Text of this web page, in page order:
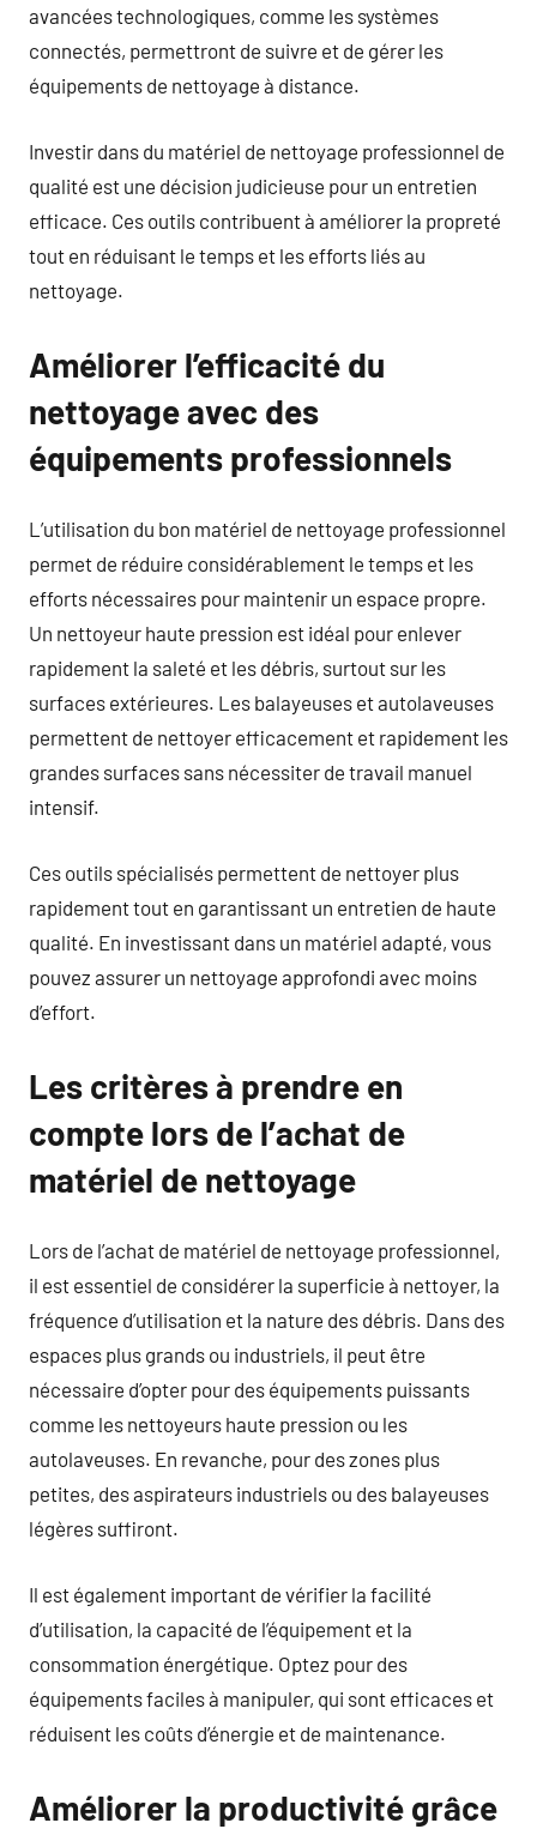
avancées technologiques, comme les systèmes
connectés, permettront de suivre et de gérer les
équipements de nettoyage à distance.
Investir dans du matériel de nettoyage professionnel de
qualité est une décision judicieuse pour un entretien
efficace. Ces outils contribuent à améliorer la propreté
tout en réduisant le temps et les efforts liés au
nettoyage.
Améliorer l’efficacité du
nettoyage avec des
équipements professionnels
L’utilisation du bon matériel de nettoyage professionnel
permet de réduire considérablement le temps et les
efforts nécessaires pour maintenir un espace propre.
Un nettoyeur haute pression est idéal pour enlever
rapidement la saleté et les débris, surtout sur les
surfaces extérieures. Les balayeuses et autolaveuses
permettent de nettoyer efficacement et rapidement les
grandes surfaces sans nécessiter de travail manuel
intensif.
Ces outils spécialisés permettent de nettoyer plus
rapidement tout en garantissant un entretien de haute
qualité. En investissant dans un matériel adapté, vous
pouvez assurer un nettoyage approfondi avec moins
d’effort.
Les critères à prendre en
compte lors de l’achat de
matériel de nettoyage
Lors de l’achat de matériel de nettoyage professionnel,
il est essentiel de considérer la superficie à nettoyer, la
fréquence d’utilisation et la nature des débris. Dans des
espaces plus grands ou industriels, il peut être
nécessaire d’opter pour des équipements puissants
comme les nettoyeurs haute pression ou les
autolaveuses. En revanche, pour des zones plus
petites, des aspirateurs industriels ou des balayeuses
légères suffiront.
Il est également important de vérifier la facilité
d’utilisation, la capacité de l’équipement et la
consommation énergétique. Optez pour des
équipements faciles à manipuler, qui sont efficaces et
réduisent les coûts d’énergie et de maintenance.
Améliorer la productivité grâce